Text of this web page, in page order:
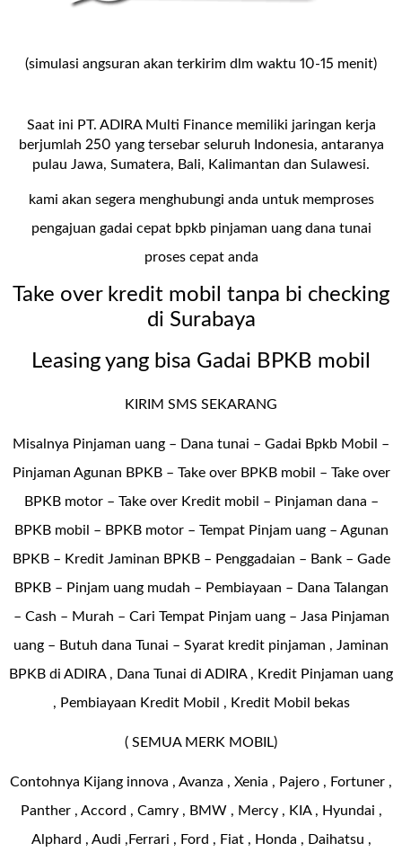
(simulasi angsuran akan terkirim dlm waktu 10-15 menit)
Saat ini PT. ADIRA Multi Finance memiliki jaringan kerja
berjumlah 250 yang tersebar seluruh Indonesia, antaranya
pulau Jawa, Sumatera, Bali, Kalimantan dan Sulawesi.
kami akan segera menghubungi anda untuk memproses
pengajuan gadai cepat bpkb pinjaman uang dana tunai
proses cepat anda
Take over kredit mobil tanpa bi checking
di Surabaya
Leasing yang bisa Gadai BPKB mobil
KIRIM SMS SEKARANG
Misalnya Pinjaman uang – Dana tunai – Gadai Bpkb Mobil
–
Pinjaman Agunan BPKB – Take over BPKB mobil – Take over
BPKB motor – Take over Kredit mobil – Pinjaman dana –
BPKB mobil – BPKB motor – Tempat Pinjam uang – Agunan
BPKB – Kredit Jaminan BPKB – Penggadaian – Bank – Gade
BPKB – Pinjam uang mudah – Pembiayaan – Dana Talangan
– Cash – Murah – Cari Tempat Pinjam uang – Jasa Pinjaman
uang – Butuh dana Tunai – Syarat kredit pinjaman , Jaminan
BPKB di ADIRA , Dana Tunai di ADIRA , Kredit Pinjaman uang
, Pembiayaan Kredit Mobil , Kredit Mobil bekas
( SEMUA MERK MOBIL)
Contohnya Kijang innova , Avanza , Xenia , Pajero , Fortuner ,
Panther , Accord , Camry , BMW , Mercy , KIA , Hyundai ,
Alphard , Audi ,Ferrari , Ford , Fiat , Honda , Daihatsu ,